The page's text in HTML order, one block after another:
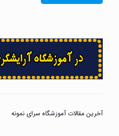
آخرین مقالات آموزشگاه سرای نمونه